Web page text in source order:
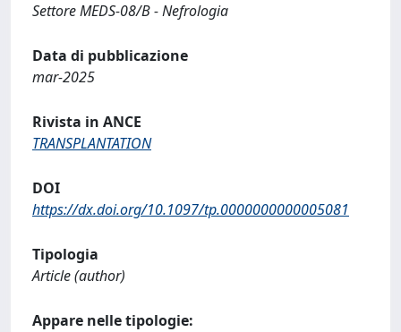
Settore MEDS-08/B - Nefrologia
Data di pubblicazione
mar-2025
Rivista in ANCE
TRANSPLANTATION
DOI
https://dx.doi.org/10.1097/tp.0000000000005081
Tipologia
Article (author)
Appare nelle tipologie: